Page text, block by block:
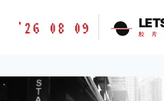
胶
味
'26 08 09 胶 片